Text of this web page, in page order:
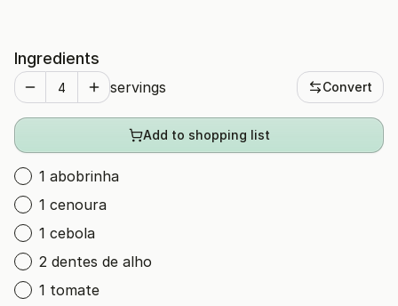
Ingredients
servings Convert
Add to shopping list
1 abobrinha
1 cenoura
1 cebola
2 dentes de alho
1 tomate